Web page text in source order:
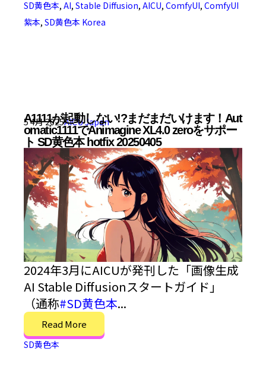
SD黄色本, AI, Stable Diffusion, AICU, ComfyUI, ComfyUI
紫本, SD黄色本 Korea
A1111が起動しない!?まだまだいけます！Aut
omatic1111でAnimagine XL4.0 zeroをサポー
ト SD黄色本 hotfix 20250405
5 4月 2025AICU Japan
2024年3月にAICUが発刊した「画像生成
AI Stable Diffusionスタートガイド」
（通称#SD黄色本...
Read More
SD黄色本